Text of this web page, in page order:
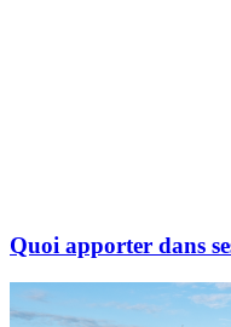
Quoi apporter dans